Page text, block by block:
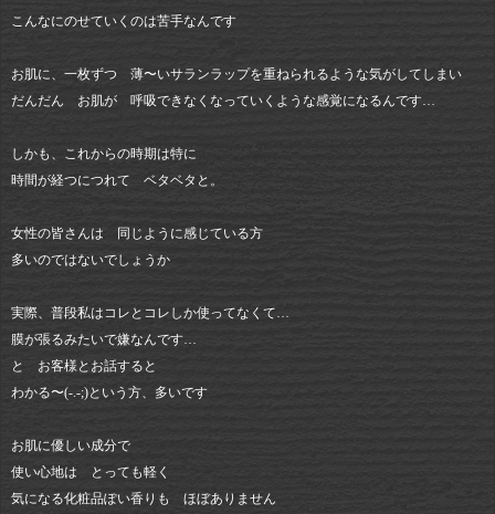
こんなにのせていくのは苦手なんです
お肌に、一枚ずつ 薄〜いサランラップを重ねられるような気がしてしまい
だんだん お肌が 呼吸できなくなっていくような感覚になるんです…
しかも、これからの時期は特に
時間が経つにつれて ベタベタと。
女性の皆さんは 同じように感じている方
多いのではないでしょうか
実際、普段私はコレとコレしか使ってなくて…
膜が張るみたいで嫌なんです…
と お客様とお話すると
わかる〜(-.-;)という方、多いです
お肌に優しい成分で
使い心地は とっても軽く
気になる化粧品ぽい香りも ほぼありません